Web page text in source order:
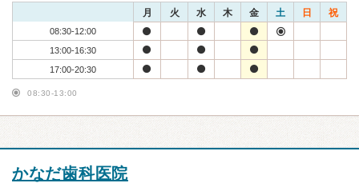
月 火 水 木 金 土 日 祝
08:30-12:00
13:00-16:30
17:00-20:30
08:30-13:00
かなだ歯科医院